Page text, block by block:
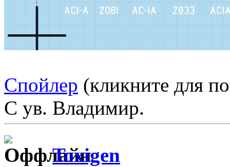
Спойлер (кликните для
С ув. Владимир.
Toxigen